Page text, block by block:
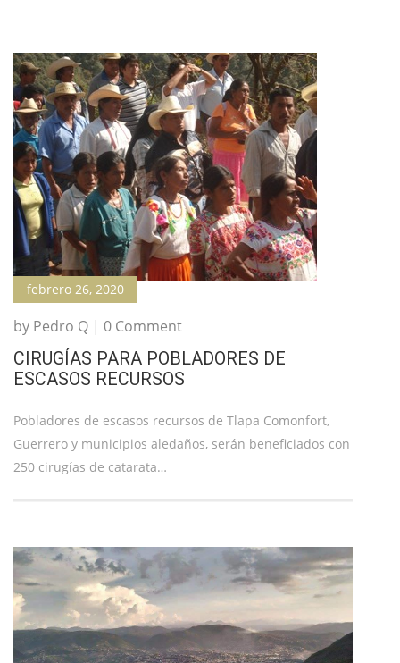
febrero 26, 2020
by Pedro Q | 0 Comment
CIRUGÍAS PARA POBLADORES DE
ESCASOS RECURSOS
Pobladores de escasos recursos de Tlapa Comonfort,
Guerrero y municipios aledaños, serán beneficiados con
250 cirugías de catarata…